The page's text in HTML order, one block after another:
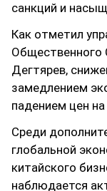
санкций и
Как отметил
Общественного
Дегтярев,
замедлением
падением цен
Среди
глобальной
китайского
наблюдается